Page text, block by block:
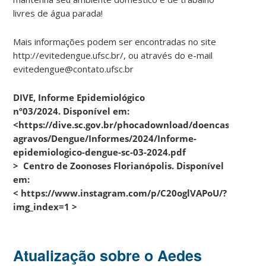
livres de água parada!
Mais informações podem ser encontradas no site
http://evitedengue.ufsc.br/, ou através do e-mail
evitedengue@contato.ufsc.br
DIVE, Informe Epidemiológico
nº03/2024. Disponível em:
<https://dive.sc.gov.br/phocadownload/doencas-
agravos/Dengue/Informes/2024/Informe-
epidemiologico-dengue-sc-03-2024.pdf
> Centro de Zoonoses Florianópolis. Disponível
em:
< https://www.instagram.com/p/C20oglVAPoU/?
img_index=1 >
Atualização sobre o Aedes